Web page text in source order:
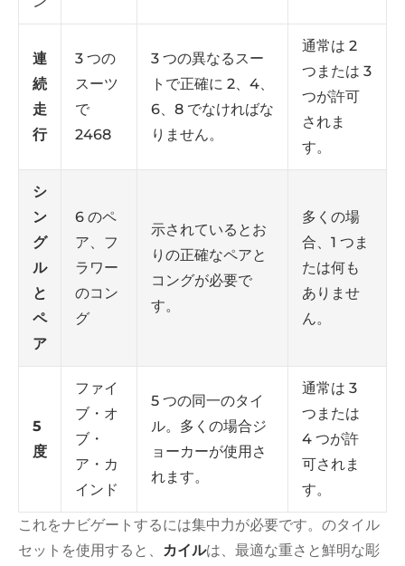
連
続
走
行
3 つの
スーツ
で
2468
3 つの異なるスー
トで正確に 2、4、
6、8 でなければな
りません。
通常は 2
つまたは 3
つが許可
されま
す。
シ
ン
グ
ル
と
ペ
ア
6 のペ
ア、フ
ラワー
のコン
グ
示されているとお
りの正確なペアと
コングが必要で
す。
多くの場
合、1 つま
たは何も
ありませ
ん。
5
度
ファイ
ブ・オ
ブ・
ア・カ
インド
5 つの同一のタイ
ル。多くの場合ジ
ョーカーが使用さ
れます。
通常は 3
つまたは
4 つが許
可されま
す。
これをナビゲートするには集中力が必要です。のタイル
セットを使用すると、 カイルは、最適な重さと鮮明な彫